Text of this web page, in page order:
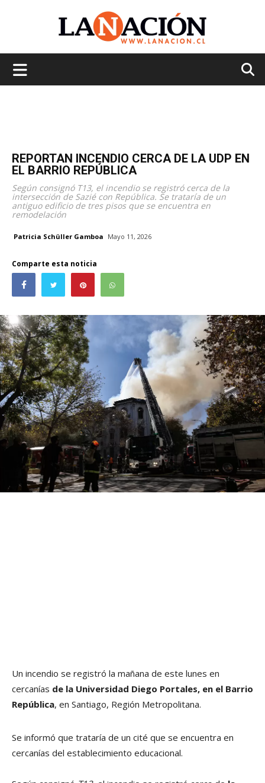
REPORTAN INCENDIO CERCA DE LA UDP EN
EL BARRIO REPÚBLICA
Según consignó T13, el incendio se registró cerca de la
intersección de Sazié con República. Se trataría de un
antiguo edificio de tres pisos que se encuentra en
remodelación
Patricia Schüller Gamboa Mayo 11, 2026
Comparte esta noticia
Un incendio se registró la mañana de este lunes en
cercanías de la Universidad Diego Portales, en el Barrio
República, en Santiago, Región Metropolitana.
Se informó que trataría de un cité que se encuentra en
cercanías del establecimiento educacional.